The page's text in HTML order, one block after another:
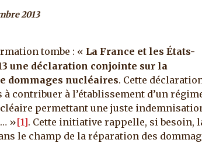
2013
tombe : « La France et les États-
une déclaration conjointe sur la
dommages nucléaires. Cette
contribuer à l’établissement d’un
permettant une juste
»[1]. Cette initiative rappelle, si besoin,
le champ de la réparation des